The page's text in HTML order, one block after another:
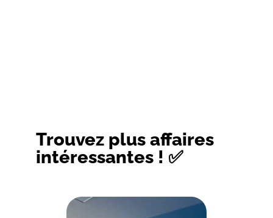
Trouvez plus affaires
intéressantes ! ✅